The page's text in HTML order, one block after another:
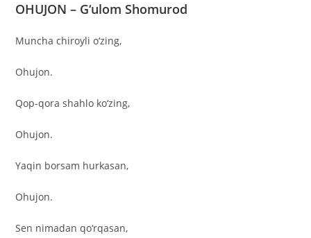
OHUJON – G‘ulom Shomurod
Muncha chiroyli o‘zing,
Ohujon.
Qop-qora shahlo ko‘zing,
Ohujon.
Yaqin borsam hurkasan,
Ohujon.
Sen nimadan qo‘rqasan,